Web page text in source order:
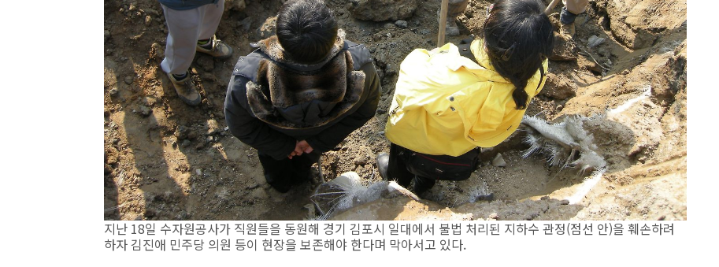
지난 18일 수자원공사가 직원들을 동원해 경기 김포시 일대에서 불법 처리된 지하수 관정(점선 안)을 훼손하려
하자 김진애 민주당 의원 등이 현장을 보존해야 한다며 막아서고 있다.